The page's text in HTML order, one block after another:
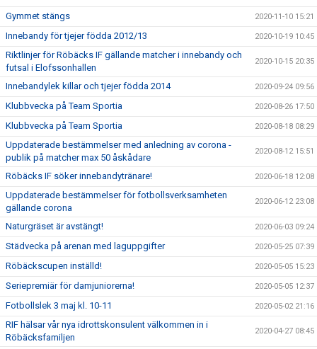
Gymmet stängs 2020-11-10 15:21
Innebandy för tjejer födda 2012/13 2020-10-19 10:45
Riktlinjer för Röbäcks IF gällande matcher i innebandy och
futsal i Elofssonhallen
2020-10-15 20:35
Innebandylek killar och tjejer födda 2014 2020-09-24 09:56
Klubbvecka på Team Sportia 2020-08-26 17:50
Klubbvecka på Team Sportia 2020-08-18 08:29
Uppdaterade bestämmelser med anledning av corona -
publik på matcher max 50 åskådare
2020-08-12 15:51
Röbäcks IF söker innebandytränare! 2020-06-18 12:08
Uppdaterade bestämmelser för fotbollsverksamheten
gällande corona
2020-06-12 23:08
Naturgräset är avstängt! 2020-06-03 09:24
Städvecka på arenan med laguppgifter 2020-05-25 07:39
Röbäckscupen inställd! 2020-05-05 15:23
Seriepremiär för damjuniorerna! 2020-05-05 12:37
Fotbollslek 3 maj kl. 10-11 2020-05-02 21:16
RIF hälsar vår nya idrottskonsulent välkommen in i
Röbäcksfamiljen
2020-04-27 08:45